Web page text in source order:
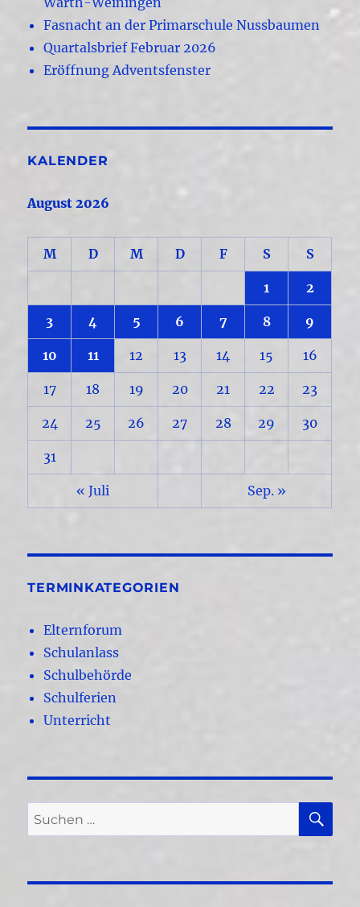
Fasnacht an der Primarschule Nussbaumen
Quartalsbrief Februar 2026
Eröffnung Adventsfenster
KALENDER
August 2026
M D M D F S S
1 2
3 4 5 6 7 8 9
10 11 12 13 14 15 16
17 18 19 20 21 22 23
24 25 26 27 28 29 30
31
« Juli Sep. »
TERMINKATEGORIEN
Elternforum
Schulanlass
Schulbehörde
Schulferien
Unterricht
Suchen
nach: